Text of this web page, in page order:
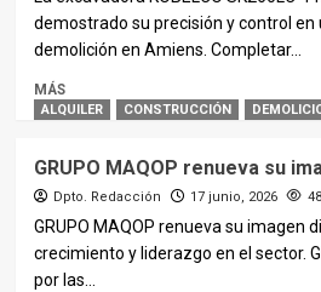
demostrado su precisión y control en
demolición en Amiens. Completar...
MÁS
ALQUILER CONSTRUCCIÓN
GRUPO MAQOP renueva su
Dpto. Redacción 17 junio, 2026
GRUPO MAQOP renueva su imagen
crecimiento y liderazgo en el sector.
por las...